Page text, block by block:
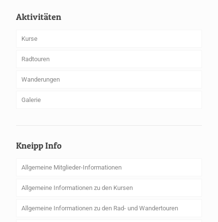
Aktivitäten
Kurse
Radtouren
Wanderungen
Galerie
Kneipp Info
Allgemeine Mitglieder-Informationen
Allgemeine Informationen zu den Kursen
Allgemeine Informationen zu den Rad- und Wandertouren